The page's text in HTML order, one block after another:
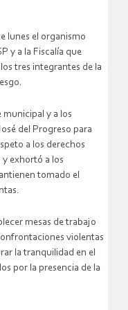
lunes el organismo
y a la Fiscalía que
tres integrantes de la
municipal y a los
del Progreso para
a los derechos
y exhortó a los
tomado el
mesas de trabajo
violentas
la tranquilidad en el
por la presencia de la